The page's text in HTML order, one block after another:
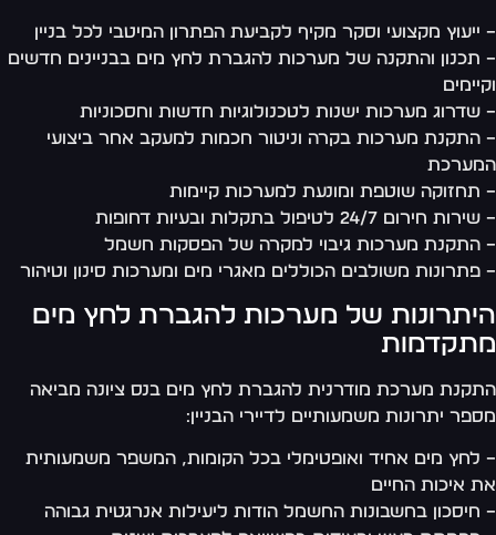
מקצועי וסקר מקיף לקביעת הפתרון המיטבי לכל בניין
תכנון והתקנה של מערכות להגברת לחץ מים בבניינים חדשים
שדרוג מערכות ישנות לטכנולוגיות חדשות וחסכוניות
התקנת מערכות בקרה וניטור חכמות למעקב אחר ביצועי
תחזוקה שוטפת ומונעת למערכות קיימות
חירום 24/7 לטיפול בתקלות ובעיות דחופות
התקנת מערכות גיבוי למקרה של הפסקות חשמל
משולבים הכוללים מאגרי מים ומערכות סינון וטיהור
של מערכות להגברת לחץ מים
מערכת מודרנית להגברת לחץ מים בנס ציונה מביאה
יתרונות משמעותיים לדיירי הבניין:
לחץ מים אחיד ואופטימלי בכל הקומות, המשפר משמעותית
איכות החיים
חיסכון בחשבונות החשמל הודות ליעילות אנרגטית גבוהה